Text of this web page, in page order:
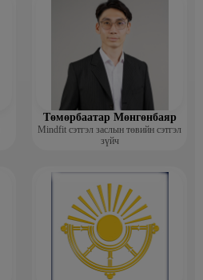
Төмөрбаатар Мөнгөнбаяр
Mindfit сэтгэл заслын төвийн сэтгэл
зүйч